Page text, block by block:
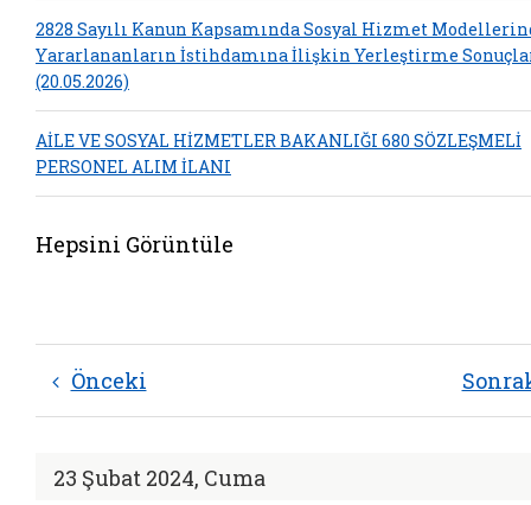
2828 Sayılı Kanun Kapsamında Sosyal Hizmet
Yararlananların İstihdamına İlişkin Yerleştirme
(20.05.2026)
AİLE VE SOSYAL HİZMETLER BAKANLIĞI 680 SÖZLEŞMELİ
PERSONEL ALIM İLANI
Hepsini Görüntüle
Önceki
23 Şubat 2024, Cuma